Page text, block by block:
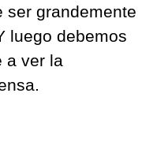
ser grandemente
luego debemos
a ver la